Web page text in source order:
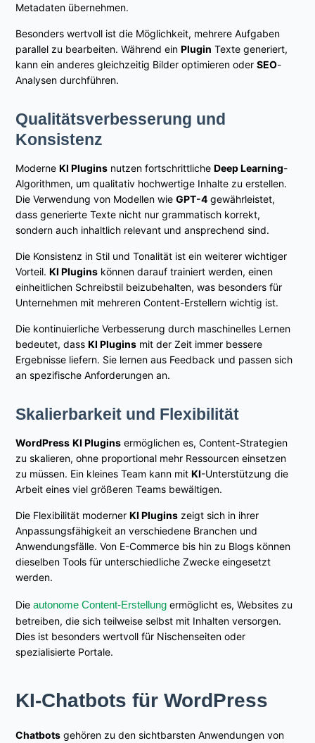
Metadaten übernehmen.
Besonders wertvoll ist die Möglichkeit, mehrere Aufgaben
parallel zu bearbeiten. Während einPlugin Texte generiert,
kann ein anderes gleichzeitig Bilder optimieren oderSEO-
Analysen durchführen.
Qualitätsverbesserung und
Konsistenz
ModerneKI Plugins nutzen fortschrittlicheDeep Learning-
Algorithmen, um qualitativ hochwertige Inhalte zu erstellen.
Die Verwendung von Modellen wieGPT-4 gewährleistet,
dass generierte Texte nicht nur grammatisch korrekt,
sondern auch inhaltlich relevant und ansprechend sind.
Die Konsistenz in Stil und Tonalität ist ein weiterer wichtiger
Vorteil.KI Plugins können darauf trainiert werden, einen
einheitlichen Schreibstil beizubehalten, was besonders für
Unternehmen mit mehreren Content-Erstellern wichtig ist.
Die kontinuierliche Verbesserung durch maschinelles Lernen
bedeutet, dassKI Plugins mit der Zeit immer bessere
Ergebnisse liefern. Sie lernen aus Feedback und passen sich
an spezifische Anforderungen an.
Skalierbarkeit und Flexibilität
WordPress KI Plugins ermöglichen es, Content-Strategien
zu skalieren, ohne proportional mehr Ressourcen einsetzen
zu müssen. Ein kleines Team kann mitKI-Unterstützung die
Arbeit eines viel größeren Teams bewältigen.
Die Flexibilität modernerKI Plugins zeigt sich in ihrer
Anpassungsfähigkeit an verschiedene Branchen und
Anwendungsfälle. Von E-Commerce bis hin zu Blogs können
dieselben Tools für unterschiedliche Zwecke eingesetzt
werden.
Dieautonome Content-Erstellung ermöglicht es, Websites zu
betreiben, die sich teilweise selbst mit Inhalten versorgen.
Dies ist besonders wertvoll für Nischenseiten oder
spezialisierte Portale.
KI-Chatbots für WordPress
Chatbots gehören zu den sichtbarsten Anwendungen von